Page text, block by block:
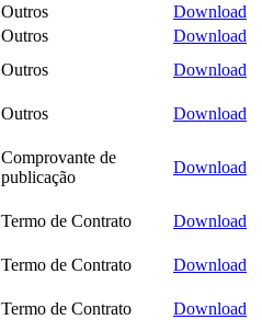
Outros
Download
Outros
Download
Outros
Download
Outros
Download
Comprovante de
publicação
Download
Termo de Contrato
Download
Termo de Contrato
Download
Termo de Contrato
Download